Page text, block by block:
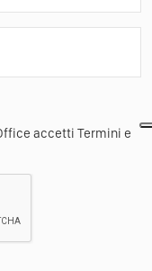
accetti Termini e